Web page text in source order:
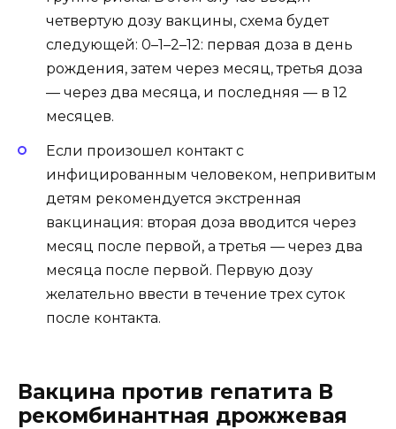
четвертую дозу вакцины, схема будет
следующей: 0–1–2–12: первая доза в день
рождения, затем через месяц, третья доза
— через два месяца, и последняя — в 12
месяцев.
Если произошел контакт с
инфицированным человеком, непривитым
детям рекомендуется экстренная
вакцинация: вторая доза вводится через
месяц после первой, а третья — через два
месяца после первой. Первую дозу
желательно ввести в течение трех суток
после контакта.
Вакцина против гепатита В
рекомбинантная дрожжевая